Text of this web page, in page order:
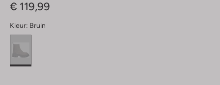
€ 119,99
Kleur: Bruin